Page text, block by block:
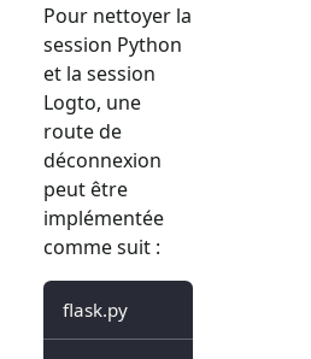
Pour nettoyer la
session Python
et la session
Logto, une
route de
déconnexion
peut être
implémentée
comme suit :
flask.py